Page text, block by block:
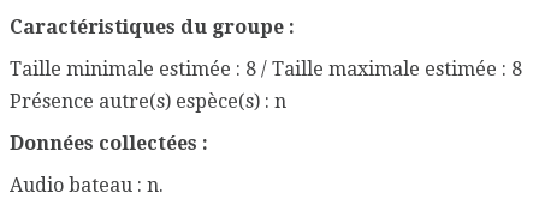
Caractéristiques du groupe :
Taille minimale estimée : 8 / Taille maximale estimée : 8
Présence autre(s) espèce(s) : n
Données collectées :
Audio bateau : n.